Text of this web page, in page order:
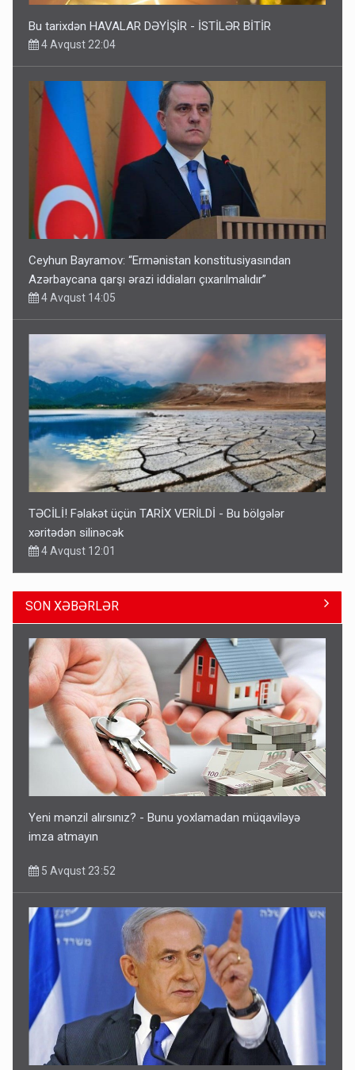
Bu tarixdən HAVALAR DƏYİŞİR - İSTİLƏR BİTİR
4 Avqust 22:04
Ceyhun Bayramov: “Ermənistan konstitusiyasından
Azərbaycana qarşı ərazi iddiaları çıxarılmalıdır”
4 Avqust 14:05
TƏCİLİ! Fəlakət üçün TARİX VERİLDİ - Bu bölgələr
xəritədən silinəcək
4 Avqust 12:01
Ərdoğana sui-qəsd planının iştirakçısı detalları açıqladı
5 Avqust 16:56
Rusiya Azərbaycan vətədaşlarını deport etdi
5 Avqust 11:53
SON XƏBƏRLƏR
Yeni mənzil alırsınız? - Bunu yoxlamadan müqaviləyə
imza atmayın
5 Avqust 23:52